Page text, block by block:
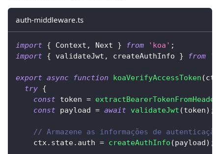
auth-middleware.ts
import { Context , Next } from 'koa' ;
import { validateJwt , createAuthInfo } from
export async function koaVerifyAccessToken (ctx
try {
const token =
const payload = await validateJwt (token) ;
// Armazene as informações de
    ctx
. state. auth = createAuthInfo (payload) ;